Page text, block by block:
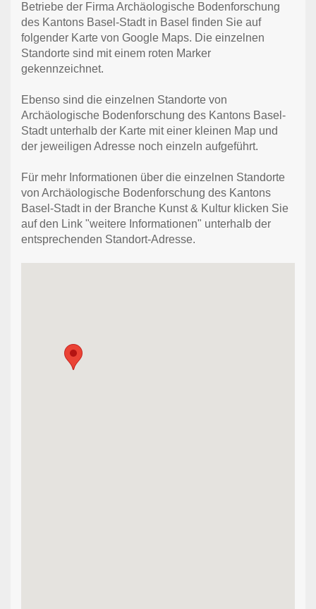
Betriebe der Firma Archäologische Bodenforschung
des Kantons Basel-Stadt in Basel finden Sie auf
folgender Karte von Google Maps. Die einzelnen
Standorte sind mit einem roten Marker
gekennzeichnet.
Ebenso sind die einzelnen Standorte von
Archäologische Bodenforschung des Kantons Basel-
Stadt unterhalb der Karte mit einer kleinen Map und
der jeweiligen Adresse noch einzeln aufgeführt.
Für mehr Informationen über die einzelnen Standorte
von Archäologische Bodenforschung des Kantons
Basel-Stadt in der Branche Kunst & Kultur klicken Sie
auf den Link "weitere Informationen" unterhalb der
entsprechenden Standort-Adresse.